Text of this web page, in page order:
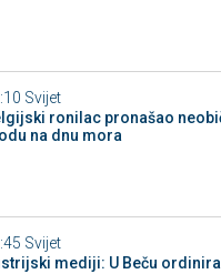
Svijet
ronilac pronašao
na dnu mora
Svijet
mediji: U Beču